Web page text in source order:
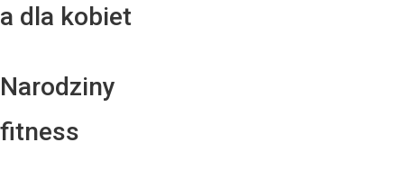
a dla kobiet
Narodziny
fitness